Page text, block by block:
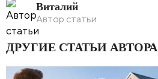
Виталий
Автор статьи
ДРУГИЕ СТАТЬИ АВТОРА